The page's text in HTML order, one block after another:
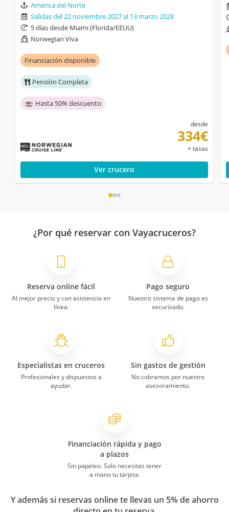
América del Norte
Salidas del 22 noviembre 2027 al 13 marzo 2028
5 días desde Miami (Florida/EEUU)
Norwegian Viva
Financiación disponible
Pensión Completa
Hasta 50% descuento
desde
334€
+ tasas
Ver crucero
¿Por qué reservar con Vayacruceros?
Reserva online fácil
Al mejor precio y con asistencia en
línea.
Pago seguro
Nuestro sistema de pago es
securizado.
Especialistas en cruceros
Profesionales y dispuestos a
ayudar.
Sin gastos de gestión
No cobramos por nuestro
asesoramiento.
Financiación rápida y pago
a plazos
Sin papeleo. Solo necesitas tener
a mano tu tarjeta.
Y además si reservas online te llevas un 5% de ahorro